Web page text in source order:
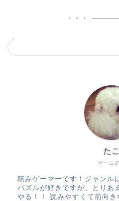
ゲーム
たこ
積みゲーマーです！ジャンル
パズルが好きですが、とりあ
やる！！ 読みやすくて前向